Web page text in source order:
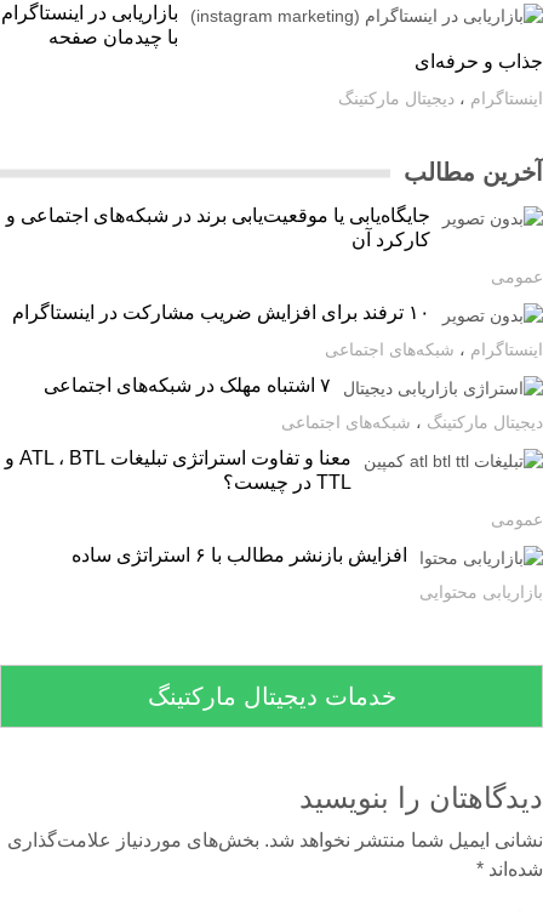
بازاریابی در اینستاگرام
با چیدمان صفحه
و حرفه‌ای
،دیجیتال مارکتینگ
مطالب
جایگاه‌یابی یا موقعیت‌یابی برند در شبکه‌های اجتماعی و
کارکرد آن
۱۰ ترفند برای افزایش ضریب مشارکت در اینستاگرام
،شبکه‌های اجتماعی
مارکتینگ،شبکه‌های اجتماعی
معنا و تفاوت استراتژی تبلیغات ATL ، BTL و
TTL در چیست؟
افزایش بازنشر مطالب با ۶ استراتژی ساده
محتوایی
خدمات دیجیتال مارکتینگ
را بنویسید
ایمیل شما منتشر نخواهد شد. بخش‌های موردنیاز علامت‌گذاری
*